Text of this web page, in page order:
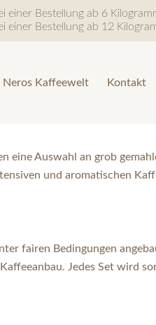
einer Bestellung ab 6
einer Bestellung ab 12
Neros Kaffeewelt Kontakt
eine Auswahl an grob
und aromatischen
fairen Bedingungen
Jedes Set wird